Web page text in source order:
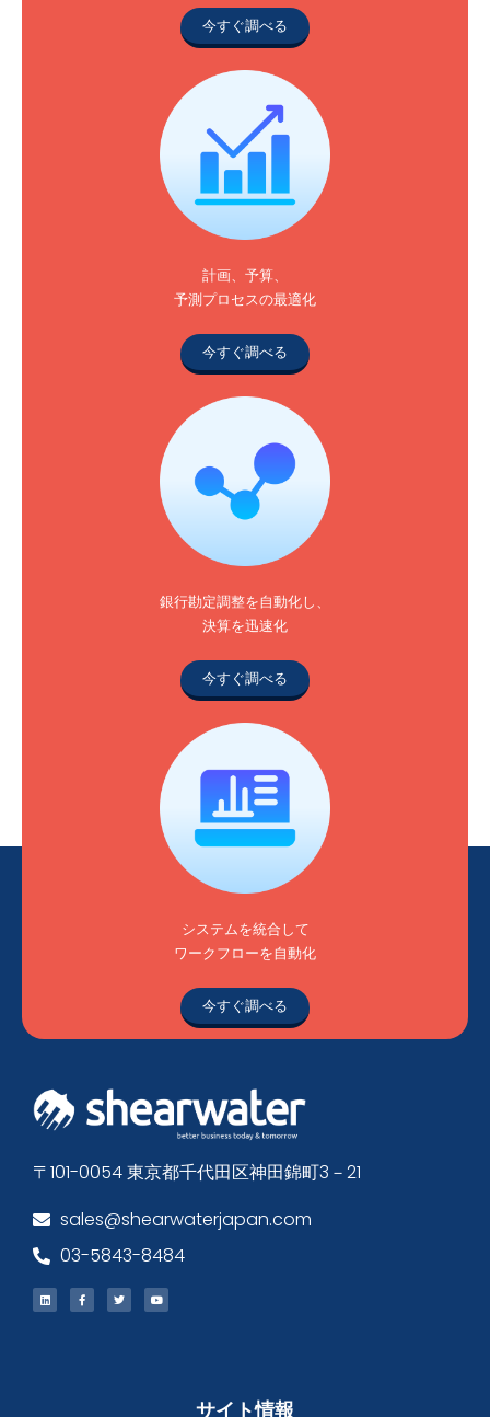
今すぐ調べる
計画、予算、
予測プロセスの最適化
今すぐ調べる
銀行勘定調整を自動化し、
決算を迅速化
今すぐ調べる
システムを統合して
ワークフローを自動化
今すぐ調べる
〒101-0054 東京都千代田区神田錦町3－21
sales@shearwaterjapan.com
03-5843-8484
サイト情報